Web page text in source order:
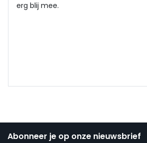
erg blij mee.
Abonneer je op onze nieuwsbrief